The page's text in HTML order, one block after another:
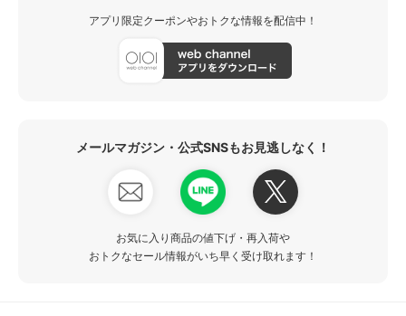
アプリ限定クーポンやおトクな情報を配信中！
メールマガジン・公式SNSもお見逃しなく！
お気に入り商品の値下げ・再入荷や
おトクなセール情報がいち早く受け取れます！